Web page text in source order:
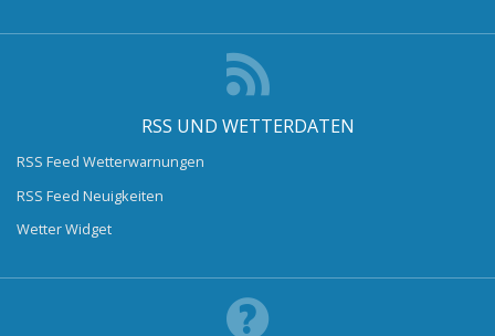
RSS UND WETTERDATEN
RSS Feed Wetterwarnungen
RSS Feed Neuigkeiten
Wetter Widget